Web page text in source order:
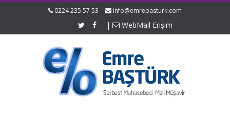
0224 235 57 53 info@emrebasturk.com
| WebMail Erişim